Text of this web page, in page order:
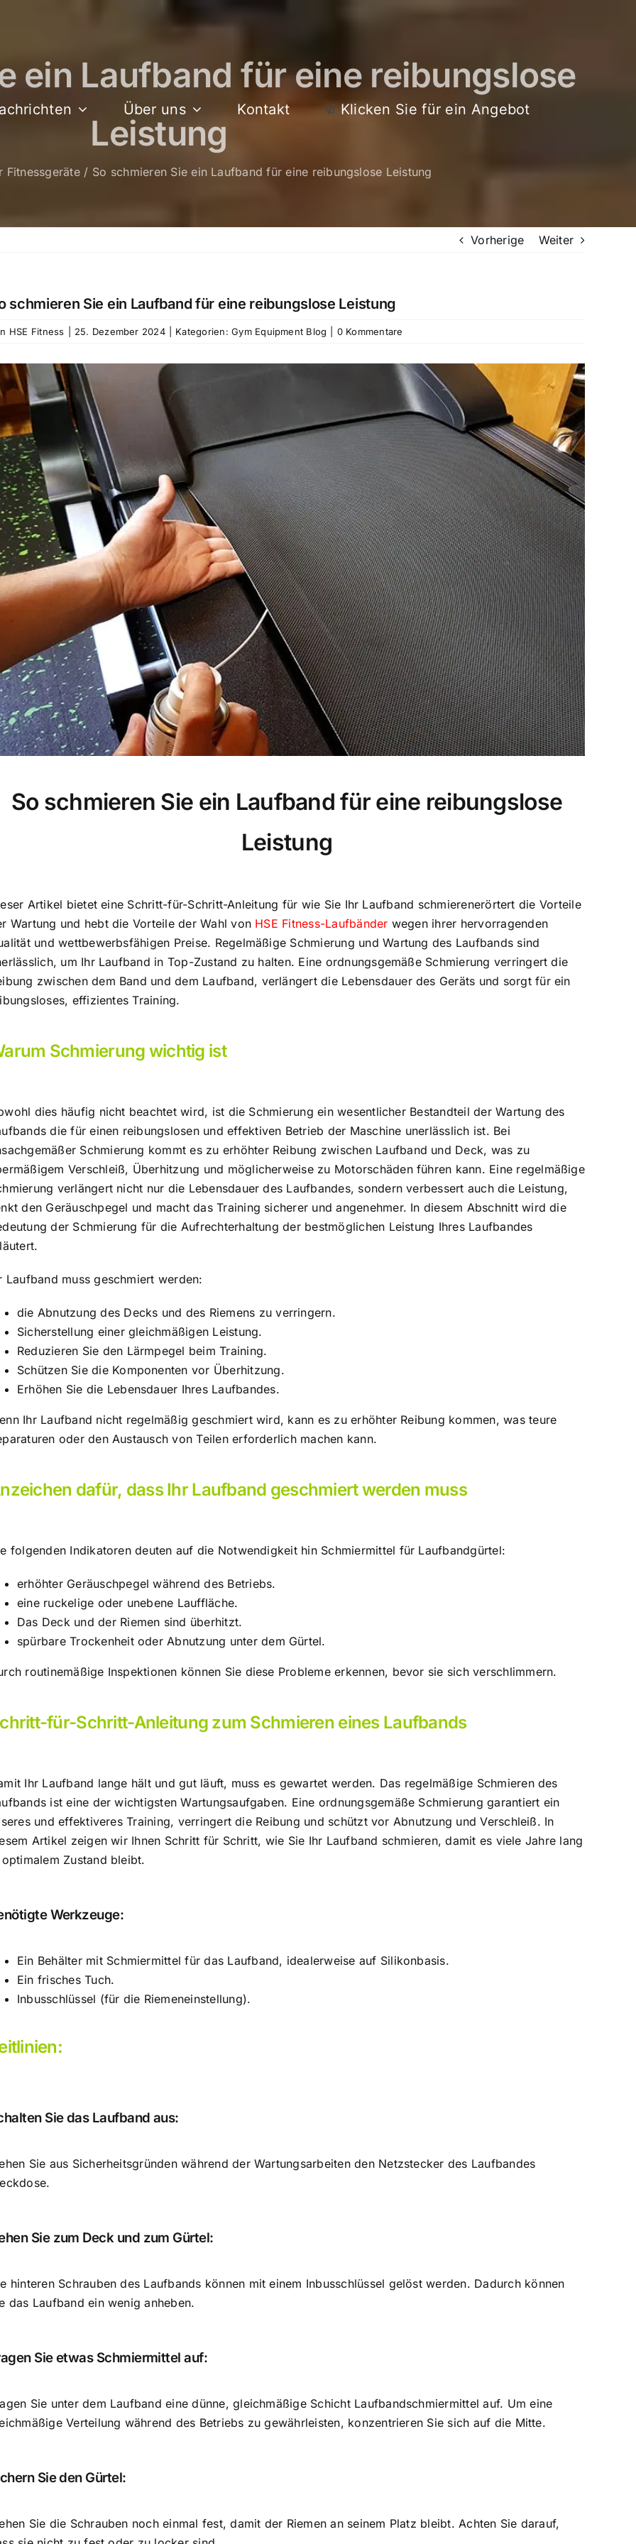
Über uns Kontakt Klicken Sie für ein Angebot
ein Laufband für eine reibungslose
Leistung
Fitnessgeräte So schmieren Sie ein Laufband für eine reibungslose Leistung
Vorherige Weiter
schmieren Sie ein Laufband für eine reibungslose Leistung
HSE Fitness 25. Dezember 2024 Kategorien:Gym Equipment Blog 0 Kommentare
So schmieren Sie ein Laufband für eine reibungslose
Leistung
Artikel bietet eine Schritt-für-Schritt-Anleitung für wie Sie Ihr Laufband schmierenerörtert die Vorteile
Wartung und hebt die Vorteile der Wahl von HSE Fitness-Laufbänder wegen ihrer hervorragenden
und wettbewerbsfähigen Preise. Regelmäßige Schmierung und Wartung des Laufbands sind
um Ihr Laufband in Top-Zustand zu halten. Eine ordnungsgemäße Schmierung verringert die
zwischen dem Band und dem Laufband, verlängert die Lebensdauer des Geräts und sorgt für ein
effizientes Training.
Schmierung wichtig ist
dies häufig nicht beachtet wird, ist die Schmierung ein wesentlicher Bestandteil derWartung des
die für einen reibungslosen und effektiven Betrieb der Maschine unerlässlich ist. Bei
Schmierung kommt es zu erhöhter Reibung zwischen Laufband und Deck, was zu
Verschleiß, Überhitzung und möglicherweise zu Motorschäden führen kann. Eine regelmäßige
verlängert nicht nur die Lebensdauer des Laufbandes, sondern verbessert auch die Leistung,
den Geräuschpegel und macht das Training sicherer und angenehmer. In diesem Abschnitt wird die
der Schmierung für die Aufrechterhaltung der bestmöglichen Leistung Ihres Laufbandes
Laufband muss geschmiert werden:
die Abnutzung des Decks und des Riemens zu verringern.
Sicherstellung einer gleichmäßigen Leistung.
Reduzieren Sie den Lärmpegel beim Training.
Schützen Sie die Komponenten vor Überhitzung.
Erhöhen Sie die Lebensdauer Ihres Laufbandes.
Ihr Laufband nicht regelmäßig geschmiert wird, kann es zu erhöhter Reibung kommen, was teure
oder den Austausch von Teilen erforderlich machen kann.
dafür, dass Ihr Laufband geschmiert werden muss
folgenden Indikatoren deuten auf die Notwendigkeit hin Schmiermittel für Laufbandgürtel:
erhöhter Geräuschpegel während des Betriebs.
eine ruckelige oder unebene Lauffläche.
Das Deck und der Riemen sind überhitzt.
spürbare Trockenheit oder Abnutzung unter dem Gürtel.
routinemäßige Inspektionen können Sie diese Probleme erkennen, bevor sie sich verschlimmern.
für-Schritt-Anleitung zum Schmieren eines Laufbands
Ihr Laufband lange hält und gut läuft, muss es gewartet werden. Das regelmäßige Schmieren des
ist eine der wichtigsten Wartungsaufgaben. Eine ordnungsgemäße Schmierung garantiert ein
und effektiveres Training, verringert die Reibung und schützt vor Abnutzung und Verschleiß. In
Artikel zeigen wir Ihnen Schritt für Schritt, wie Sie Ihr Laufband schmieren, damit es viele Jahre lang
Zustand bleibt.
Werkzeuge:
Ein Behälter mit Schmiermittel für das Laufband, idealerweise auf Silikonbasis.
Ein frisches Tuch.
Inbusschlüssel (für die Riemeneinstellung).
Sie das Laufband aus:
Sie aus Sicherheitsgründen während der Wartungsarbeiten den Netzstecker des Laufbandes
.
Sie zum Deck und zum Gürtel:
hinteren Schrauben des Laufbands können mit einem Inbusschlüssel gelöst werden. Dadurch können
das Laufband ein wenig anheben.
Sie etwas Schmiermittel auf:
Sie unter dem Laufband eine dünne, gleichmäßige Schicht Laufbandschmiermittel auf. Um eine
Verteilung während des Betriebs zu gewährleisten, konzentrieren Sie sich auf die Mitte.
Sie den Gürtel:
Sie die Schrauben noch einmal fest, damit der Riemen an seinem Platz bleibt. Achten Sie darauf,